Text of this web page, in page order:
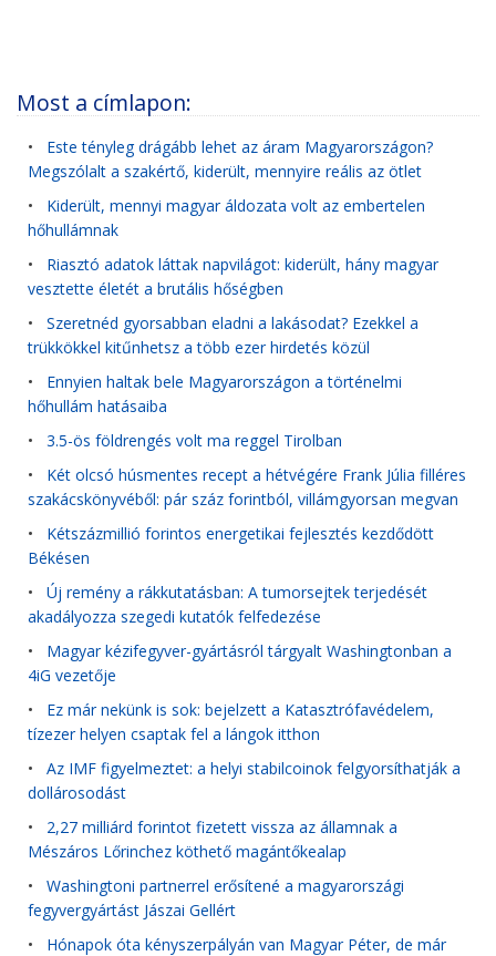
Most a címlapon:
• Este tényleg drágább lehet az áram Magyarországon?
Megszólalt a szakértő, kiderült, mennyire reális az ötlet
• Kiderült, mennyi magyar áldozata volt az embertelen
hőhullámnak
• Riasztó adatok láttak napvilágot: kiderült, hány magyar
vesztette életét a brutális hőségben
• Szeretnéd gyorsabban eladni a lakásodat? Ezekkel a
trükkökkel kitűnhetsz a több ezer hirdetés közül
• Ennyien haltak bele Magyarországon a történelmi
hőhullám hatásaiba
• 3.5-ös földrengés volt ma reggel Tirolban
• Két olcsó húsmentes recept a hétvégére Frank Júlia filléres
szakácskönyvéből: pár száz forintból, villámgyorsan megvan
• Kétszázmillió forintos energetikai fejlesztés kezdődött
Békésen
• Új remény a rákkutatásban: A tumorsejtek terjedését
akadályozza szegedi kutatók felfedezése
• Magyar kézifegyver-gyártásról tárgyalt Washingtonban a
4iG vezetője
• Ez már nekünk is sok: bejelzett a Katasztrófavédelem,
tízezer helyen csaptak fel a lángok itthon
• Az IMF figyelmeztet: a helyi stabilcoinok felgyorsíthatják a
dollárosodást
• 2,27 milliárd forintot fizetett vissza az államnak a
Mészáros Lőrinchez köthető magántőkealap
• Washingtoni partnerrel erősítené a magyarországi
fegyvergyártást Jászai Gellért
• Hónapok óta kényszerpályán van Magyar Péter, de már